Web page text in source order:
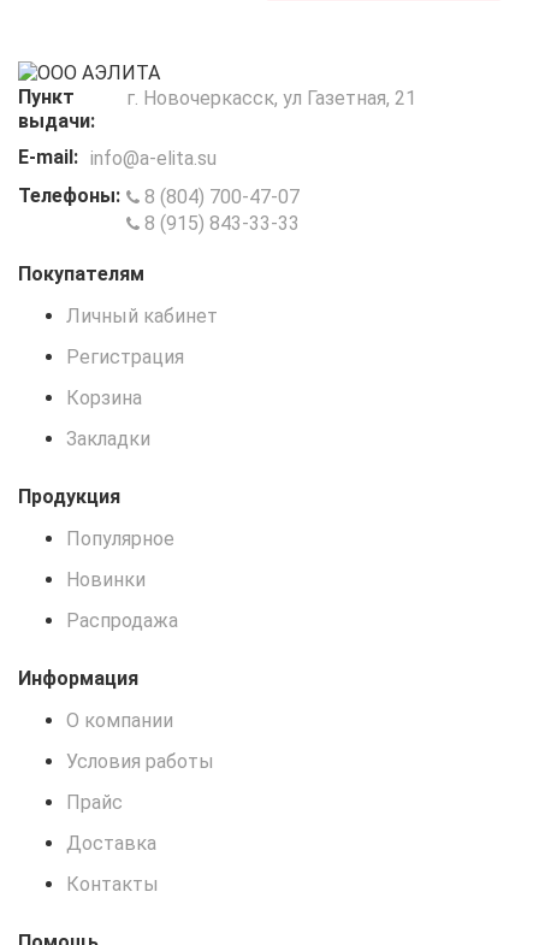
Пункт
выдачи:
г. Новочеркасск, ул Газетная, 21
E-mail: info@a-elita.su
Телефоны:
8 (804) 700-47-07
8 (915) 843-33-33
Покупателям
Личный кабинет
Регистрация
Корзина
Закладки
Продукция
Популярное
Новинки
Распродажа
Информация
О компании
Условия работы
Прайс
Доставка
Контакты